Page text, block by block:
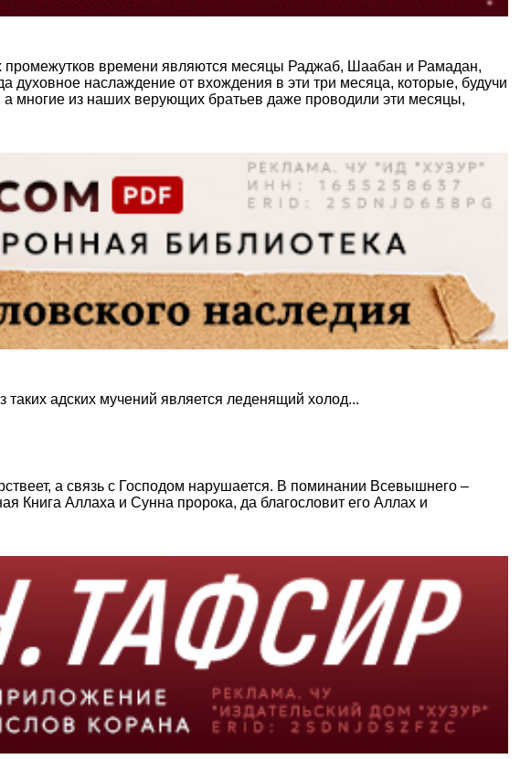
времени являются месяцы Раджаб, Шаабан и Рамадан,
наслаждение от вхождения в эти три месяца, которые, будучи
многие из наших верующих братьев даже проводили эти месяцы,
адских мучений является леденящий холод...
а связь с Господом нарушается. В поминании Всевышнего –
Аллаха и Сунна пророка, да благословит его Аллах и